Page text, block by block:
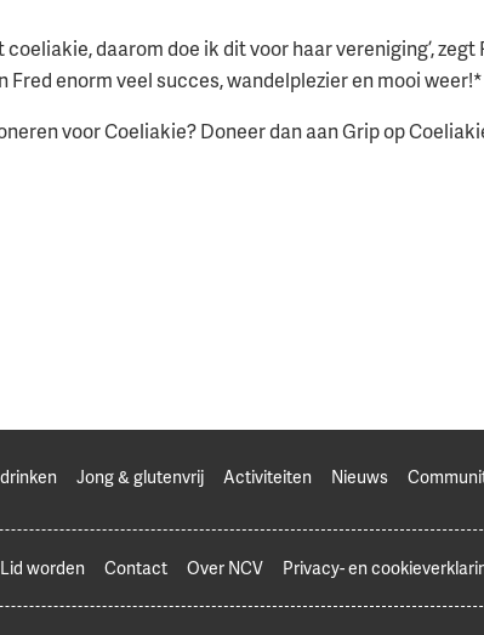
daarom doe ik dit voor haar vereniging’, zegt
enorm veel succes, wandelplezier en mooi weer!*
voor Coeliakie? Doneer dan aan Grip op
Jong & glutenvrij Activiteiten Nieuws
Lid worden Contact Over NCV Privacy- en